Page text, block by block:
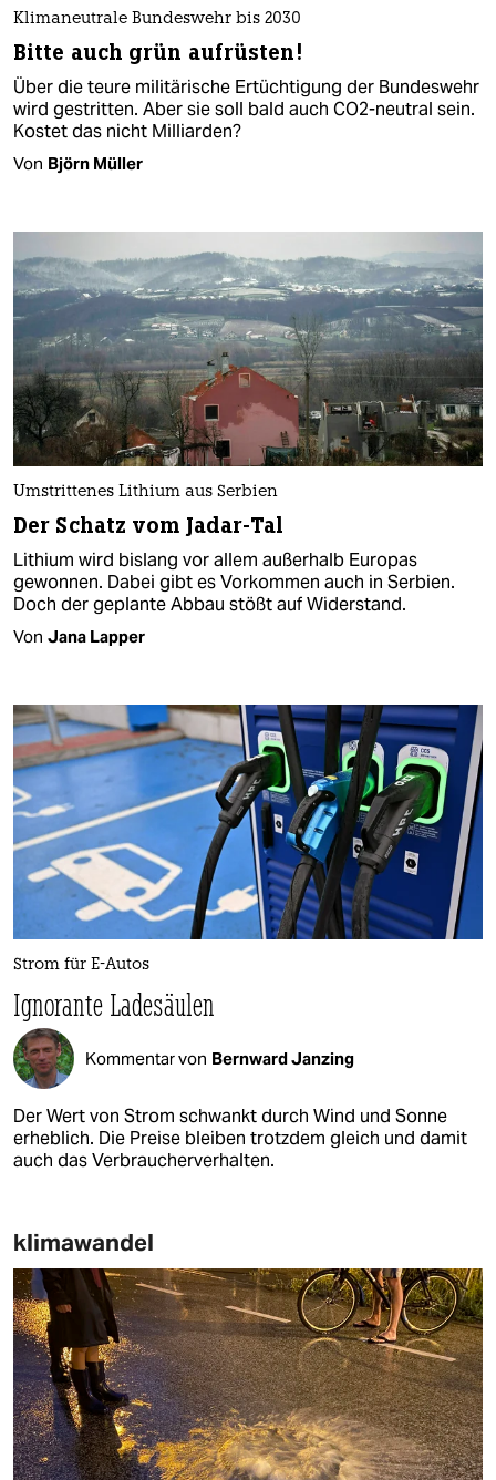
Klimaneutrale Bundeswehr bis 2030
Bitte auch grün aufrüsten!
Über die teure militärische Ertüchtigung der Bundeswehr
wird gestritten. Aber sie soll bald auch CO2-neutral sein.
Kostet das nicht Milliarden?
Von Björn Müller
Umstrittenes Lithium aus Serbien
Der Schatz vom Jadar-Tal
Lithium wird bislang vor allem außerhalb Europas
gewonnen. Dabei gibt es Vorkommen auch in Serbien.
Doch der geplante Abbau stößt auf Widerstand.
Von Jana Lapper
Strom für E-Autos
Ignorante Ladesäulen
Kommentar von Bernward Janzing
Der Wert von Strom schwankt durch Wind und Sonne
erheblich. Die Preise bleiben trotzdem gleich und damit
auch das Verbraucherverhalten.
klimawandel